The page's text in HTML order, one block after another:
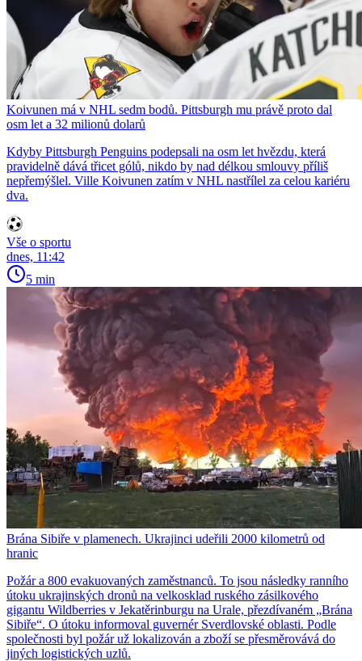
Koivunen má v NHL sedm bodů. Pittsburgh mu právě proto dal
osm let a 32 milionů dolarů
Kdyby Pittsburgh Penguins podepsali na osm let hvězdu, která
pravidelně dává třicet gólů, nikdo by nad délkou smlouvy příliš
nepřemýšlel. Ville Koivunen zatím v NHL nastřílel za celou kariéru
dva.
Vše o sportu
dnes, 11:42
5 min
Brána Sibiře v plamenech. Ukrajinci udeřili 2000 kilometrů od
hranic
Požár a 800 evakuovaných zaměstnanců. To jsou následky ranního
útoku ukrajinských dronů na velkosklad ruského zásilkového
gigantu Wildberries v Jekatěrinburgu na Urale, přezdívaném „Brána
Sibiře“. O útoku informoval guvernér Sverdlovské oblasti. Podle
společnosti byl požár už lokalizován a zboží se přesměrovává do
jiných logistických uzlů.